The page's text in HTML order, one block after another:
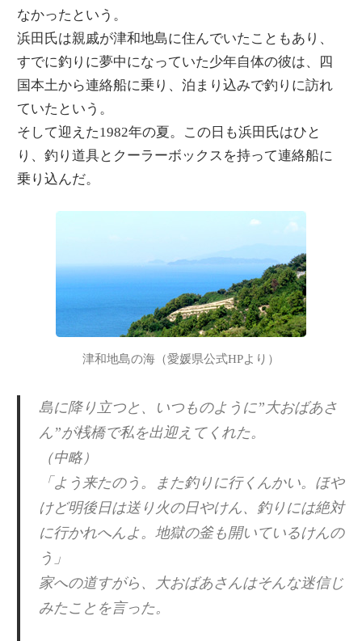
なかったという。
浜田氏は親戚が津和地島に住んでいたこともあり、
すでに釣りに夢中になっていた少年自体の彼は、四
国本土から連絡船に乗り、泊まり込みで釣りに訪れ
ていたという。
そして迎えた1982年の夏。この日も浜田氏はひと
り、釣り道具とクーラーボックスを持って連絡船に
乗り込んだ。
津和地島の海（愛媛県公式HPより）
島に降り立つと、いつものように”大おばあさ
ん”が桟橋で私を出迎えてくれた。
（中略）
「よう来たのう。また釣りに行くんかい。ほや
けど明後日は送り火の日やけん、釣りには絶対
に行かれへんよ。地獄の釜も開いているけんの
う」
家への道すがら、大おばあさんはそんな迷信じ
みたことを言った。